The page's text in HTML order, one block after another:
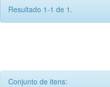
Resultado 1-1 de 1.
Conjunto de itens: